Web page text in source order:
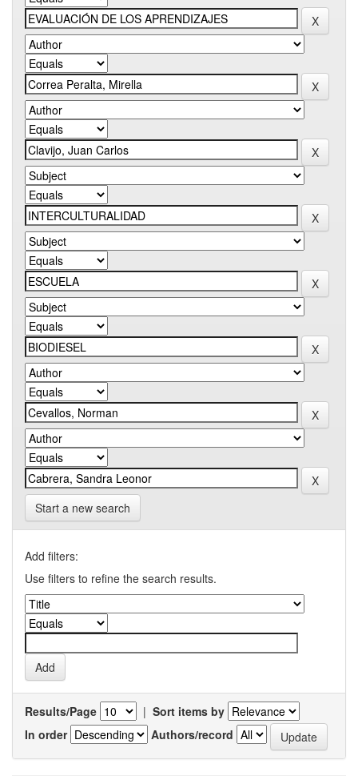
Start a new search
Add filters:
Use filters to refine the search results.
Results/Page | Sort items by
In order
Authors/record